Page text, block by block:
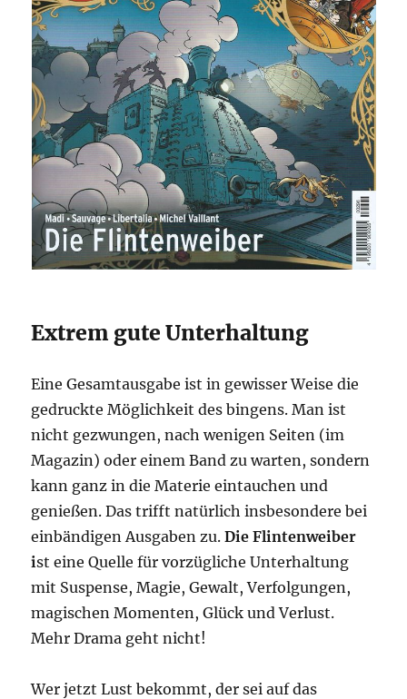
Extrem gute Unterhaltung
Eine Gesamtausgabe ist in gewisser Weise die
gedruckte Möglichkeit des bingens. Man ist
nicht gezwungen, nach wenigen Seiten (im
Magazin) oder einem Band zu warten, sondern
kann ganz in die Materie eintauchen und
genießen. Das trifft natürlich insbesondere bei
einbändigen Ausgaben zu.Die Flintenweiber
ist eine Quelle für vorzügliche Unterhaltung
mit Suspense, Magie, Gewalt, Verfolgungen,
magischen Momenten, Glück und Verlust.
Mehr Drama geht nicht!
Wer jetzt Lust bekommt, der sei auf das